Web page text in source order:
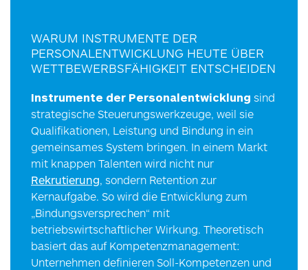
WARUM INSTRUMENTE DER
PERSONALENTWICKLUNG HEUTE ÜBER
WETTBEWERBSFÄHIGKEIT ENTSCHEIDEN
Instrumente der Personalentwicklung sind
strategische Steuerungswerkzeuge, weil sie
Qualifikationen, Leistung und Bindung in ein
gemeinsames System bringen. In einem Markt
mit knappen Talenten wird nicht nur
Rekrutierung, sondern Retention zur
Kernaufgabe. So wird die Entwicklung zum
„Bindungsversprechen“ mit
betriebswirtschaftlicher Wirkung. Theoretisch
basiert das auf Kompetenzmanagement:
Unternehmen definieren Soll-Kompetenzen und